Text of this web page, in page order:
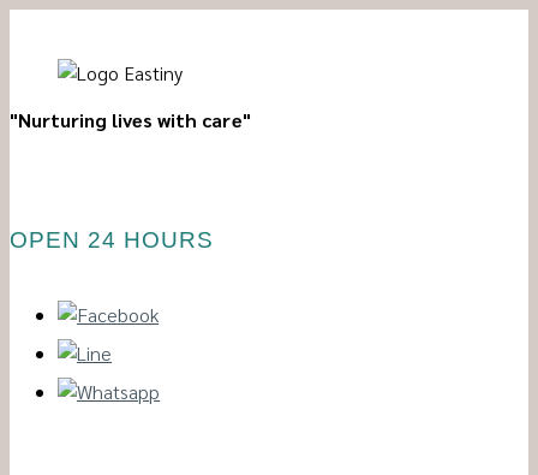
"Nurturing lives with care"
OPEN 24 HOURS